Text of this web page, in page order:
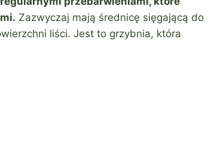
Zazwyczaj mają średnicę sięgającą do
liści. Jest to grzybnia, która